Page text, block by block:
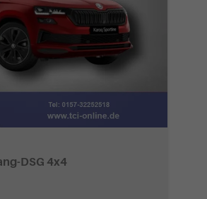
DSG 4x4